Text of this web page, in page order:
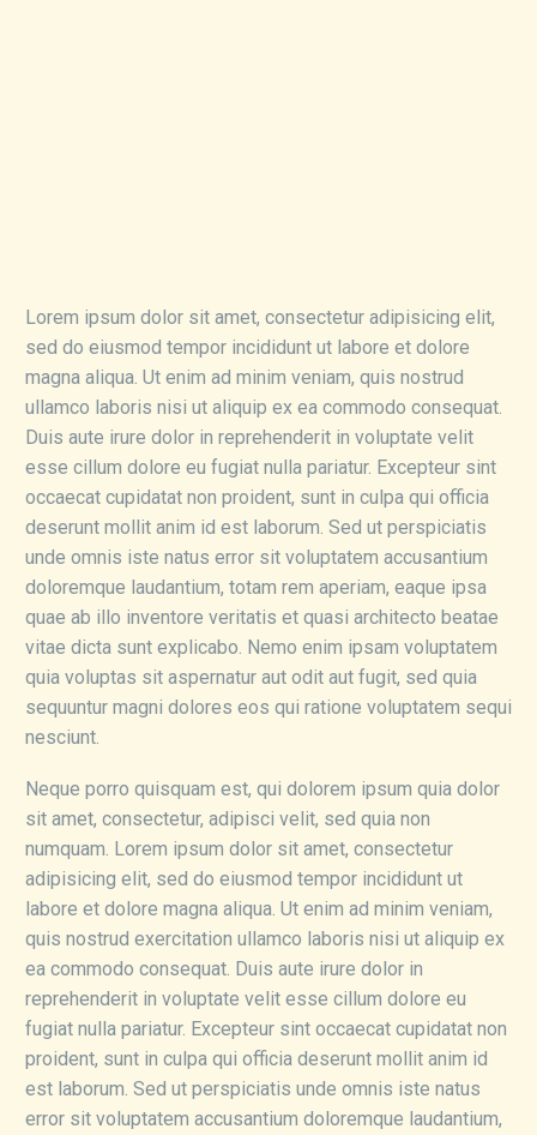
Lorem ipsum dolor sit amet, consectetur adipisicing elit,
sed do eiusmod tempor incididunt ut labore et dolore
magna aliqua. Ut enim ad minim veniam, quis nostrud
ullamco laboris nisi ut aliquip ex ea commodo consequat.
Duis aute irure dolor in reprehenderit in voluptate velit
esse cillum dolore eu fugiat nulla pariatur. Excepteur sint
occaecat cupidatat non proident, sunt in culpa qui officia
deserunt mollit anim id est laborum. Sed ut perspiciatis
unde omnis iste natus error sit voluptatem accusantium
doloremque laudantium, totam rem aperiam, eaque ipsa
quae ab illo inventore veritatis et quasi architecto beatae
vitae dicta sunt explicabo. Nemo enim ipsam voluptatem
quia voluptas sit aspernatur aut odit aut fugit, sed quia
sequuntur magni dolores eos qui ratione voluptatem sequi
nesciunt.
Neque porro quisquam est, qui dolorem ipsum quia dolor
sit amet, consectetur, adipisci velit, sed quia non
numquam. Lorem ipsum dolor sit amet, consectetur
adipisicing elit, sed do eiusmod tempor incididunt ut
labore et dolore magna aliqua. Ut enim ad minim veniam,
quis nostrud exercitation ullamco laboris nisi ut aliquip ex
ea commodo consequat. Duis aute irure dolor in
reprehenderit in voluptate velit esse cillum dolore eu
fugiat nulla pariatur. Excepteur sint occaecat cupidatat non
proident, sunt in culpa qui officia deserunt mollit anim id
est laborum. Sed ut perspiciatis unde omnis iste natus
error sit voluptatem accusantium doloremque laudantium,